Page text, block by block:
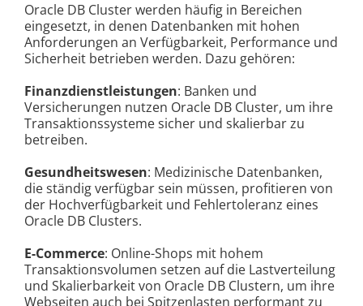
Oracle DB Cluster werden häufig in Bereichen
eingesetzt, in denen Datenbanken mit hohen
Anforderungen an Verfügbarkeit, Performance und
Sicherheit betrieben werden. Dazu gehören:
Finanzdienstleistungen: Banken und
Versicherungen nutzen Oracle DB Cluster, um ihre
Transaktionssysteme sicher und skalierbar zu
betreiben.
Gesundheitswesen: Medizinische Datenbanken,
die ständig verfügbar sein müssen, profitieren von
der Hochverfügbarkeit und Fehlertoleranz eines
Oracle DB Clusters.
E-Commerce: Online-Shops mit hohem
Transaktionsvolumen setzen auf die Lastverteilung
und Skalierbarkeit von Oracle DB Clustern, um ihre
Webseiten auch bei Spitzenlasten performant zu